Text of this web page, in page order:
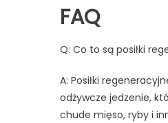
FAQ
Q: Co to są posiłki
A: Posiłki
odżywcze jedzenie,
chude mięso, ryby i